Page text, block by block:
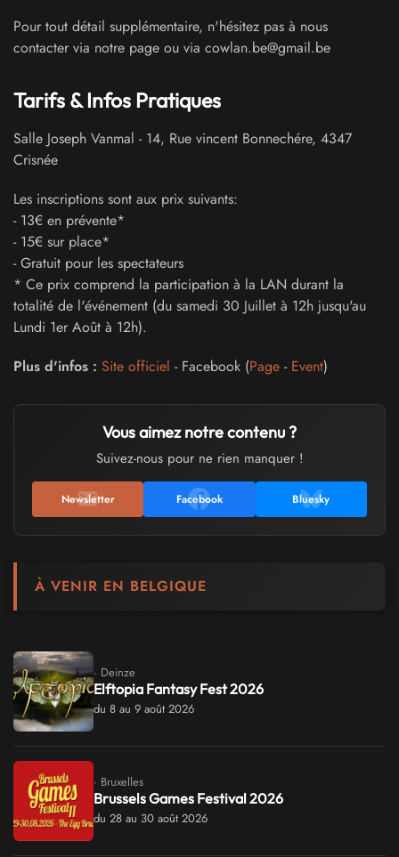
Pour tout détail supplémentaire, n'hésitez pas à nous
contacter via notre page ou via cowlan.be@gmail.be
Tarifs & Infos Pratiques
Salle Joseph Vanmal - 14, Rue vincent Bonnechére, 4347
Crisnée
Les inscriptions sont aux prix suivants:
- 13€ en prévente*
- 15€ sur place*
- Gratuit pour les spectateurs
* Ce prix comprend la participation à la LAN durant la
totalité de l'événement (du samedi 30 Juillet à 12h jusqu'au
Lundi 1er Août à 12h).
Plus d'infos : Site officiel - Facebook (Page - Event)
Vous aimez notre contenu ?
Suivez-nous pour ne rien manquer !
Newsletter Facebook Bluesky
À VENIR EN BELGIQUE
· Deinze
Elftopia Fantasy Fest 2026
du 8 au 9 août 2026
· Bruxelles
Brussels Games Festival 2026
du 28 au 30 août 2026